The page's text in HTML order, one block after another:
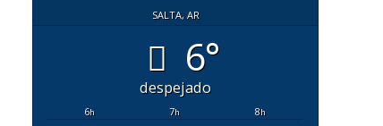
SALTA, AR
6°
despejado
6h 7h 8h